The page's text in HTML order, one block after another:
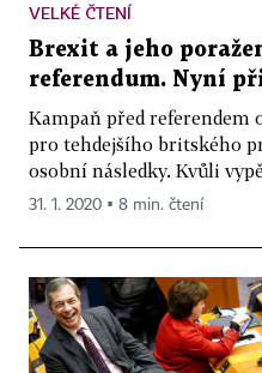
VELKÉ ČTENÍ
Brexit a jeho
referendum. Nyní
Kampaň před referendem
pro tehdejšího britského
osobní následky. Kvůli
31. 1. 2020 ▪ 8 min. čtení